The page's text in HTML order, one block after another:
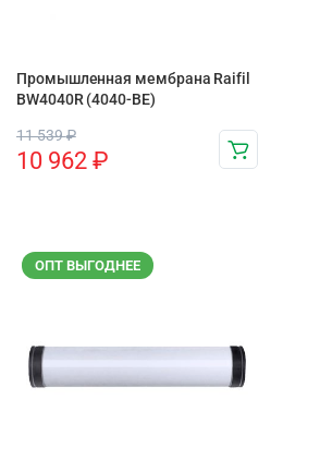
Промышленная мембрана Raifil
BW4040R (4040-BE)
11 539₽
10 962 ₽
ОПТ ВЫГОДНЕЕ